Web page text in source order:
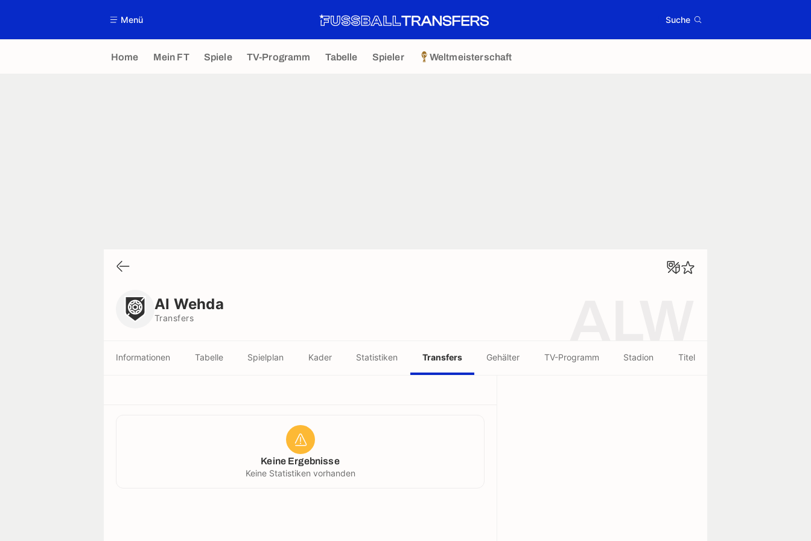
Menü Suche
Home Mein FT Spiele TV-Programm Tabelle Spieler Weltmeisterschaft
Al Wehda
Transfers
Informationen Tabelle Spielplan Kader Statistiken Transfers Gehälter TV-Programm Stadion Titel
Keine Ergebnisse
Keine Statistiken vorhanden